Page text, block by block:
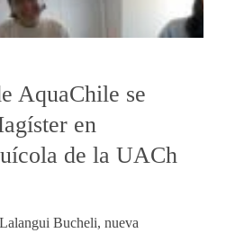
AquaChile se
en
de la UACh
Bucheli, nueva